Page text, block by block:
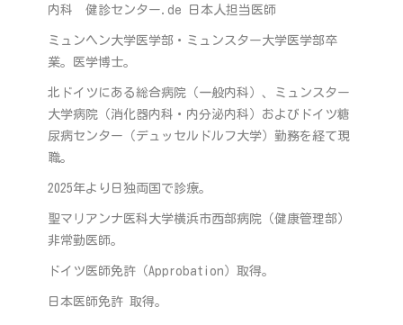
内科 健診センター.de 日本人担当医師
ミュンヘン大学医学部・ミュンスター大学医学部卒
業。医学博士。
北ドイツにある総合病院（一般内科）、ミュンスター
大学病院（消化器内科・内分泌内科）およびドイツ糖
尿病センター（デュッセルドルフ大学）勤務を経て現
職。
2025年より日独両国で診療。
聖マリアンナ医科大学横浜市西部病院（健康管理部）
非常勤医師。
ドイツ医師免許（Approbation）取得。
日本医師免許 取得。